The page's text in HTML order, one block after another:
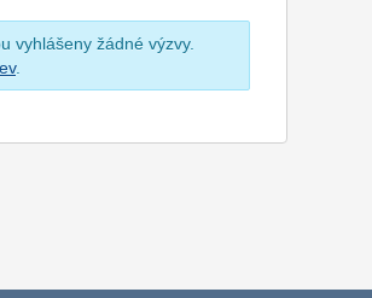
vyhlášeny žádné výzvy.
.